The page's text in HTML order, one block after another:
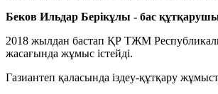
Беков Ильдар Берікұлы - бас
2018 жылдан бастап ҚР ТЖМ
жасағында жұмыс істейді.
Газиантеп қаласында іздеу-құтқару